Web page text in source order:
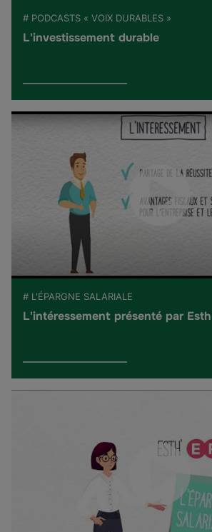
# PODCASTS « VOIX DURABLES »
L'investissement durable
# L'ÉPARGNE SALARIALE
L'intéressement présenté par